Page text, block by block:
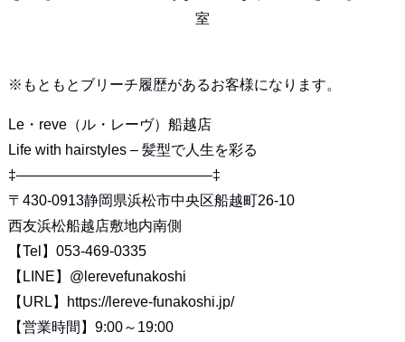
※もともとブリーチ履歴があるお客様になります。
Le・reve（ル・レーヴ）船越店
Life with hairstyles – 髪型で人生を彩る
‡—————————————–‡
〒430-0913静岡県浜松市中央区船越町26-10
西友浜松船越店敷地内南側
【Tel】053-469-0335
【LINE】 @lerevefunakoshi
【URL】
https://lereve-funakoshi.jp/
【営業時間】9:00～19:00